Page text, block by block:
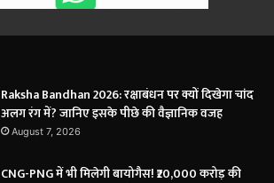
Raksha Bandhan 2026: रक्षाबंधन पर क्यों दिखेगा चांद
अलग रंग में? जानिए इसके पीछे की वैज्ञानिक वजह
August 7, 2026
CNG-PNG में भी मिलेगी बायोगैस! ₹20,000 करोड़ की